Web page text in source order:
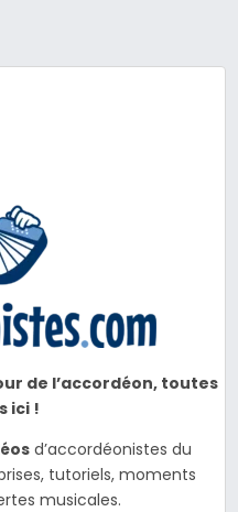
de l’accordéon, toutes
ici !
d’accordéonistes du
tutoriels, moments
musicales.